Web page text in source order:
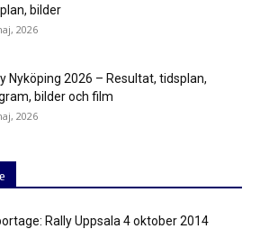
bilder
2026
Nyköping 2026 – Resultat, tidsplan,
bilder och film
2026
Rally Uppsala 4 oktober 2014